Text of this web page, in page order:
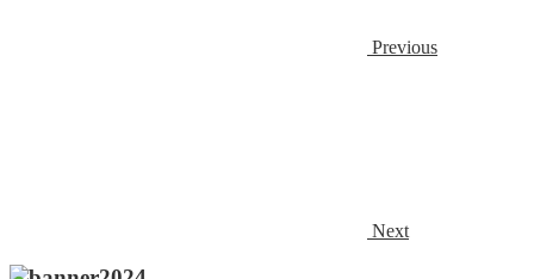
Previous
Next